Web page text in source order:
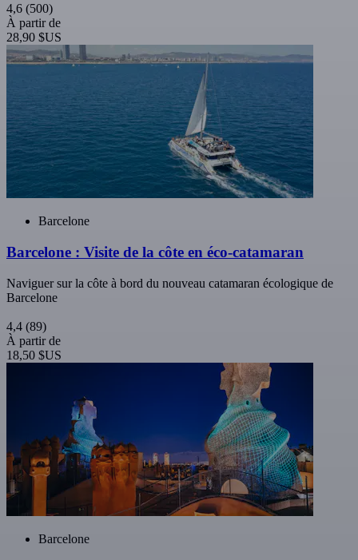
4,6 (500)
À partir de
28,90 $US
Barcelone
Barcelone : Visite de la côte en éco-catamaran
Naviguer sur la côte à bord du nouveau catamaran écologique de
Barcelone
4,4 (89)
À partir de
18,50 $US
Barcelone